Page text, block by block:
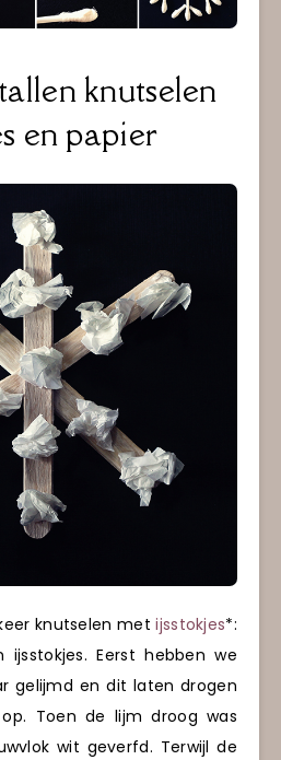
knutselen
en papier
knutselen metijsstokjes*:
ijsstokjes. Eerst hebben we
gelijmd en dit laten drogen
Toen de lijm droog was
wit geverfd. Terwijl de